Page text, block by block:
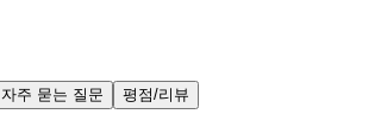
자주 묻는 질문 평점/리뷰